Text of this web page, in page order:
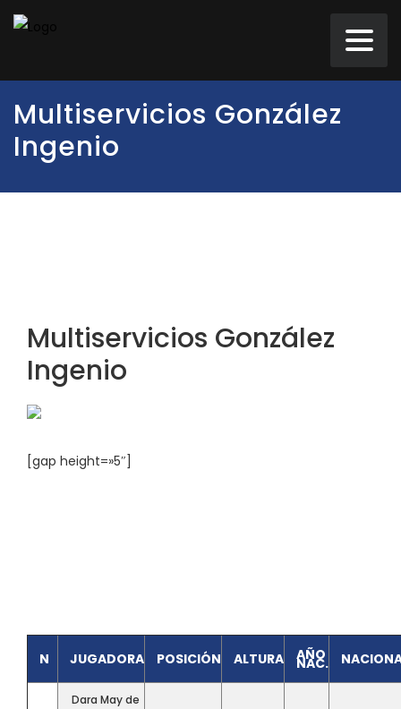
Multiservicios González
Ingenio
Multiservicios González
Ingenio
[gap height=»5″]
N JUGADORA POSICIÓN ALTURA AÑO
NAC.
Dara May de